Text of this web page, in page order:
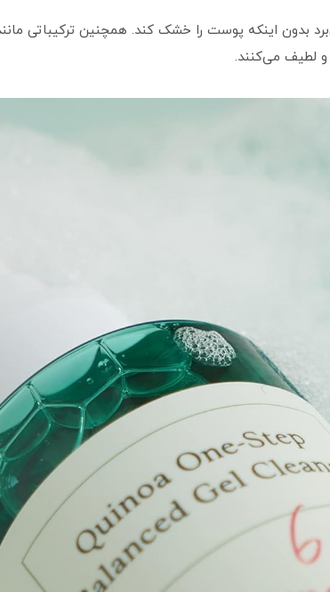
بدون اینکه پوست را خشک کند. همچنین ترکیباتی
و لطیف می‌کنند.